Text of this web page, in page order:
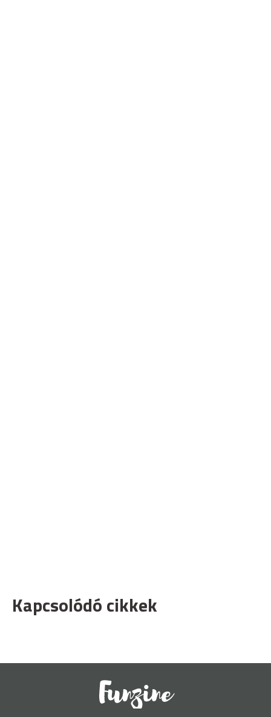
Kapcsolódó cikkek